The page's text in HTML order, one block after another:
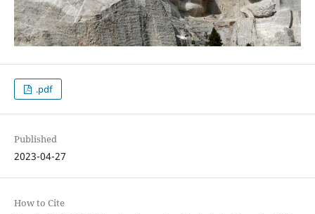
.pdf
Published
2023-04-27
How to Cite